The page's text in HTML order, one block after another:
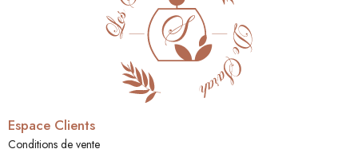
Espace Clients
Conditions de vente